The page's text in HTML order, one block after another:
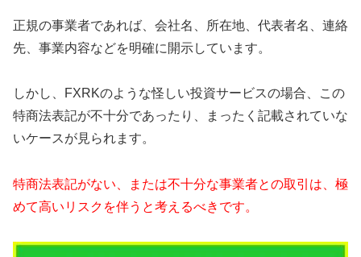
正規の事業者であれば、会社名、所在地、代表者名、連絡
先、事業内容などを明確に開示しています。
しかし、FXRKのような怪しい投資サービスの場合、この
特商法表記が不十分であったり、まったく記載されていな
いケースが見られます。
特商法表記がない、または不十分な事業者との取引は、極
めて高いリスクを伴うと考えるべきです。